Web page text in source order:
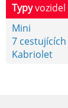
Typyvozidel
Mini
7 cestujících
Kabriolet